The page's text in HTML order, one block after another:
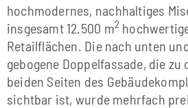
hochmodernes, nachhaltiges
insgesamt 12.500 m2
Retailflächen. Die nach unten
gebogene Doppelfassade, die zu
beiden Seiten des
sichtbar ist, wurde mehrfach